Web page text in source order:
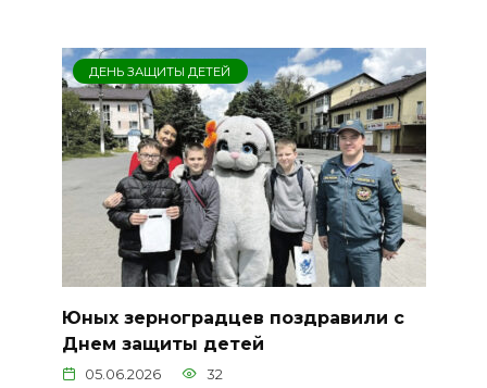
ДЕНЬ ЗАЩИТЫ ДЕТЕЙ
Юных зерноградцев поздравили с
Днем защиты детей
05.06.2026 32